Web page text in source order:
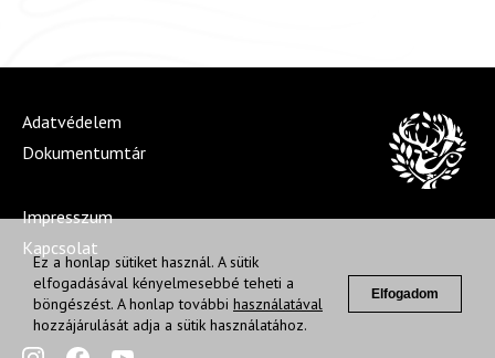
Ez a honlap sütiket használ. A sütik
elfogadásával kényelmesebbé teheti a
böngészést. A honlap további használatával
hozzájárulását adja a sütik használatához.
Elfogadom
Adatvédelem
Dokumentumtár
Impresszum
Kapcsolat